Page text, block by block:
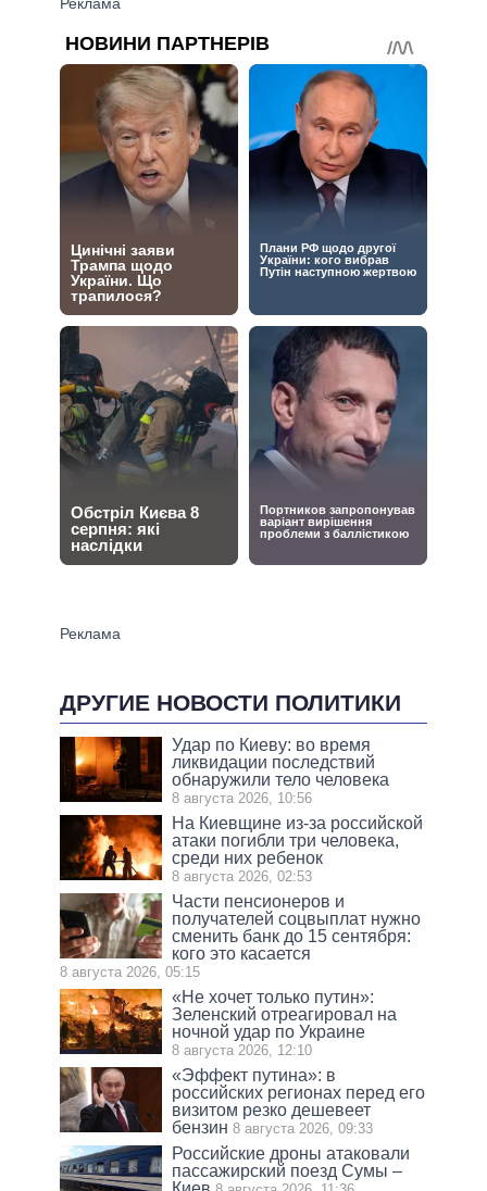
ДРУГИЕ НОВОСТИ ПОЛИТИКИ
Удар по Киеву: во время
ликвидации последствий
обнаружили тело человека
8 августа 2026, 10:56
На Киевщине из-за российской
атаки погибли три человека,
среди них ребенок
8 августа 2026, 02:53
Части пенсионеров и
получателей соцвыплат нужно
сменить банк до 15 сентября:
кого это касается
8 августа 2026, 05:15
«Не хочет только путин»:
Зеленский отреагировал на
ночной удар по Украине
8 августа 2026, 12:10
«Эффект путина»: в
российских регионах перед его
визитом резко дешевеет
бензин 8 августа 2026, 09:33
Российские дроны атаковали
пассажирский поезд Сумы –